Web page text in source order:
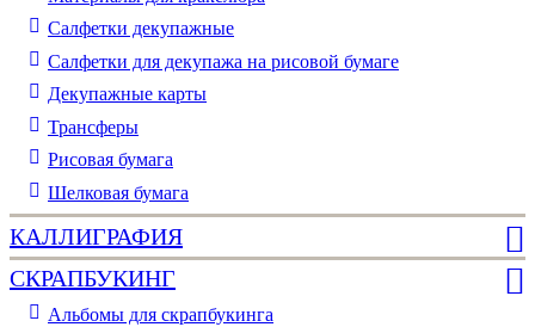
Cалфетки декупажные
Салфетки для декупажа на рисовой бумаге
Декупажные карты
Трансферы
Рисовая бумага
Шелковая бумага
КАЛЛИГРАФИЯ
СКРАПБУКИНГ
Альбомы для скрапбукинга